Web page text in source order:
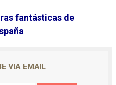
fantásticas de
VIA EMAIL